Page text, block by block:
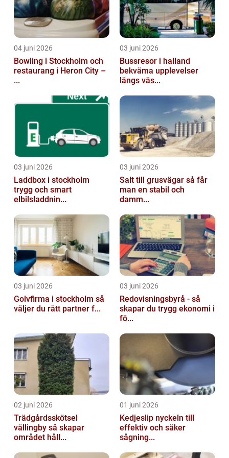
04 juni 2026
Bowling i Stockholm och
restaurang i Heron City –
...
03 juni 2026
Bussresor i halland
bekväma upplevelser
längs väs...
03 juni 2026
Laddbox i stockholm
trygg och smart
elbilsladdnin...
03 juni 2026
Salt till grusvägar så får
man en stabil och
damm...
03 juni 2026
Golvfirma i stockholm så
väljer du rätt partner f...
03 juni 2026
Redovisningsbyrå - så
skapar du trygg ekonomi i
fö...
02 juni 2026
Trädgårdsskötsel
vällingby så skapar
området håll...
01 juni 2026
Kedjeslip nyckeln till
effektiv och säker
sågning...